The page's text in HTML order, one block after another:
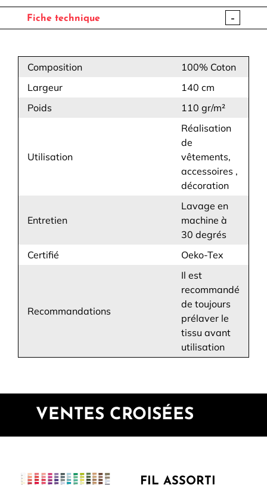
Fiche technique -
Composition
100% Coton
Largeur
140 cm
Poids
110 gr/m²
Utilisation
Réalisation
de
vêtements,
accessoires ,
décoration
Entretien
Lavage en
machine à
30 degrés
Certifié
Oeko-Tex
Recommandations
Il est
recommandé
de toujours
prélaver le
tissu avant
utilisation
VENTES CROISÉES
FIL ASSORTI